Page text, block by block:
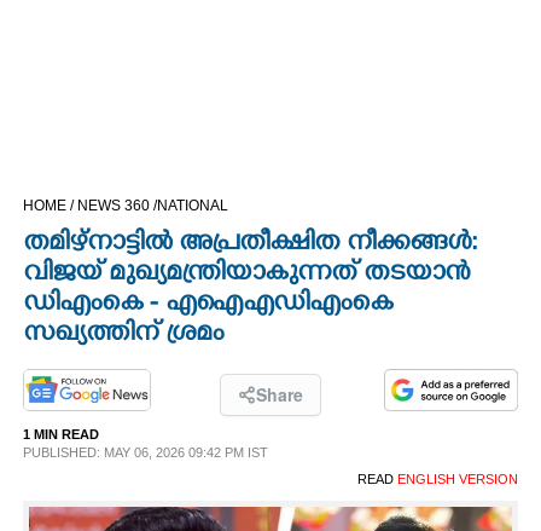
OPINION
LIFESTYLE
HOME / NEWS 360 /NATIONAL
തമിഴ്നാട്ടിൽ അപ്രതീക്ഷിത നീക്കങ്ങൾ:
വി‌ജയ്‌ മുഖ്യമന്ത്രിയാകുന്നത് തടയാൻ
ഡിഎംകെ - എഐഎഡിഎംകെ
സഖ്യത്തിന് ശ്രമം
Share
1 MIN READ
PUBLISHED: MAY 06, 2026 09:42 PM IST
READ ENGLISH VERSION